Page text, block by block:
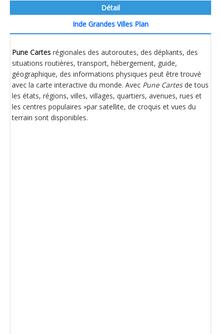
Détail
Inde Grandes Villes Plan
Pune Cartes régionales des autoroutes, des dépliants, des
situations routières, transport, hébergement, guide,
géographique, des informations physiques peut être trouvé
avec la carte interactive du monde. Avec Pune Cartesde tous
les états, régions, villes, villages, quartiers, avenues, rues et
les centres populaires »par satellite, de croquis et vues du
terrain sont disponibles.